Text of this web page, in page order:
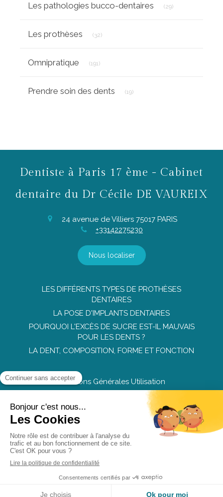
Les pathologies bucco-dentaires (29)
Les prothèses (32)
Omnipratique (191)
Prendre soin des dents (19)
Dentiste à Paris 17 ème - Cabinet
dentaire du Dr Cécile DE VAUREIX
24 avenue de Villiers 75017 PARIS
+33142275230
Nous localiser
LES DIFFÉRENTS TYPES DE PROTHÈSES
DENTAIRES
LA POSE D'IMPLANTS DENTAIRES
POURQUOI L'EXCÈS DE SUCRE EST-IL MAUVAIS
POUR LES DENTS ?
LA DENT, COMPOSITION, FORME ET FONCTION
Conditions Générales Utilisation
Politique de confidentialité et charte cookie
Charte déontologique
Ordre national
Annuaires chirurgiens dentistes